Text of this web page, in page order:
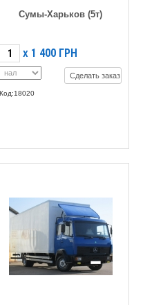
Сумы-Харьков (5т)
X 1 400 ГРН
Сделать заказ
Код:18020